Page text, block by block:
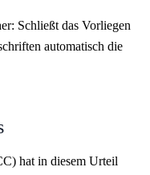
Schließt das Vorliegen
automatisch die
hat in diesem Urteil